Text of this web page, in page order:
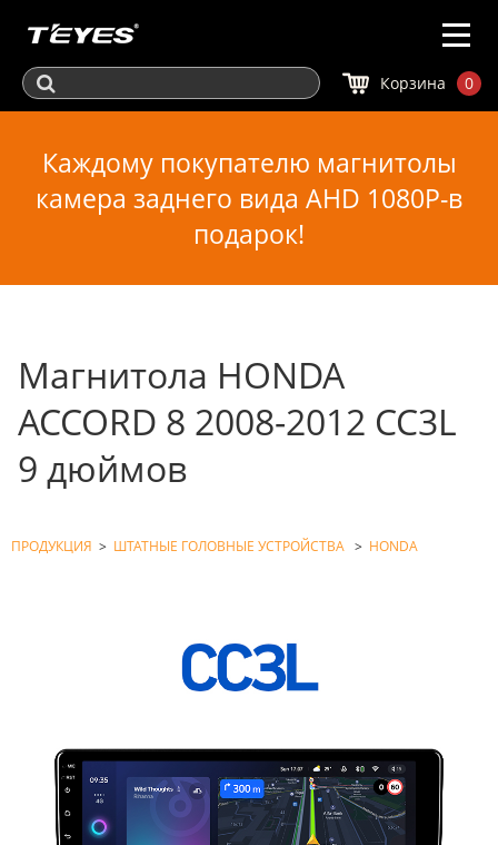
Корзина 0
Каждому покупателю магнитолы
камера заднего вида AHD 1080P-в
подарок!
Магнитола HONDA
ACCORD 8 2008-2012 CC3L
9 дюймов
ПРОДУКЦИЯ > ШТАТНЫЕ ГОЛОВНЫЕ УСТРОЙСТВА > HONDA